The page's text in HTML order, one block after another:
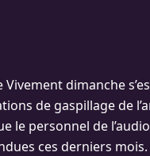
Vivement dimanche
de gaspillage de
le personnel de
ces derniers mois.